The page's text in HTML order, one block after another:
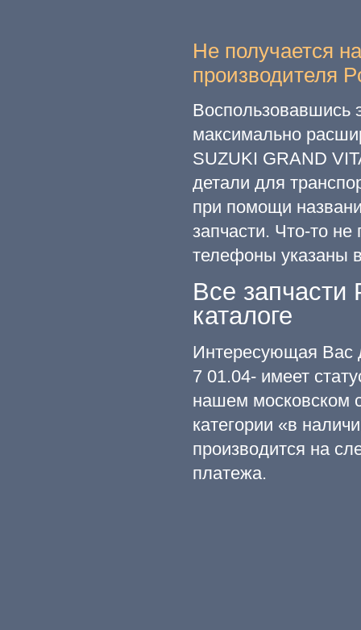
Не получается
производителя
Воспользовавшись
максимально
SUZUKI GRAND
детали для
при помощи
запчасти. Что-то
телефоны указаны
Все запчасти
каталоге
Интересующая Вас
7 01.04- имеет
нашем московском
категории «в
производится на
платежа.